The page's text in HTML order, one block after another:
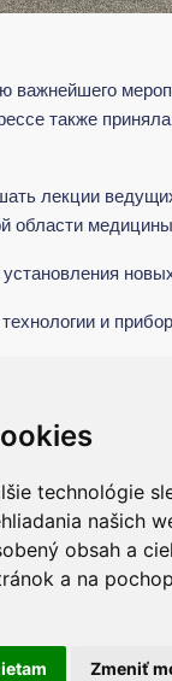
technológie
našich
obsah a
a na
Zmeniť
важнейшего
также
лекции
области
новых
и
информации